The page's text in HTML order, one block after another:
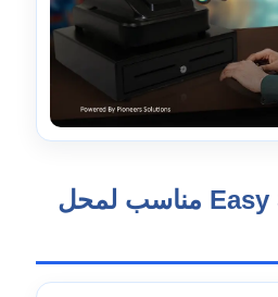
لماذا Easy Store مناسب لمحل